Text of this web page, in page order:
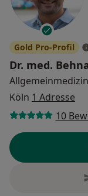
Gold Pro-Profil
Dr. med.
Köln 1 Adresse
10